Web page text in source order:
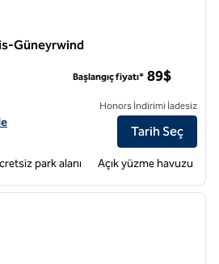
Güneyrwind
için otel detaylarını görüntüleyin
Başlangıç fiyatı* 89$
Honors İndirimi İadesiz
Tarih Seç
park alanı Açık yüzme havuzu